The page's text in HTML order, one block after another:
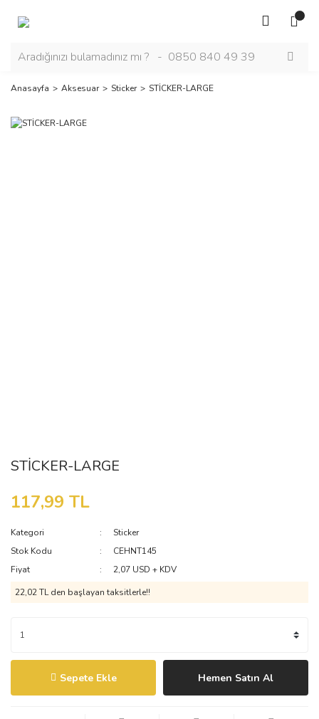
Anasayfa Aksesuar Sticker STİCKER-LARGE
STİCKER-LARGE
117,99 TL
Kategori
Sticker
Stok Kodu
CEHNT145
Fiyat
2,07 USD + KDV
22,02 TL den başlayan taksitlerle!!
Sepete Ekle Hemen Satın Al